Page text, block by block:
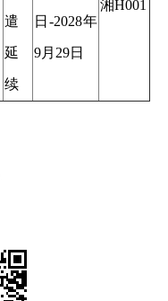
遣
延
续
日-2028年
9月29日
湘H001